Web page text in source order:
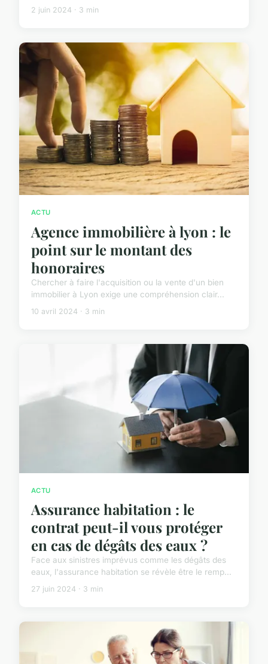
2 juin 2024 · 3 min
ACTU
Agence immobilière à lyon : le
point sur le montant des
honoraires
Chercher à faire l'acquisition ou la vente d'un bien
immobilier à Lyon exige une compréhension clair...
10 avril 2024 · 3 min
ACTU
Assurance habitation : le
contrat peut-il vous protéger
en cas de dégâts des eaux ?
Face aux sinistres imprévus comme les dégâts des
eaux, l'assurance habitation se révèle être le remp...
27 juin 2024 · 3 min